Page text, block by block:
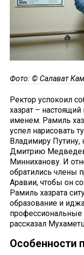
Фото: © Салават
Ректор успокоил
хазрат –
именем. Рамиль
успел нарисовать
Владимиру
Дмитрию
Минниханову. И
обратились члены
Аравии, чтобы он
Рамиль хазрата
образование и
профессиональные
рассказал
Особенности